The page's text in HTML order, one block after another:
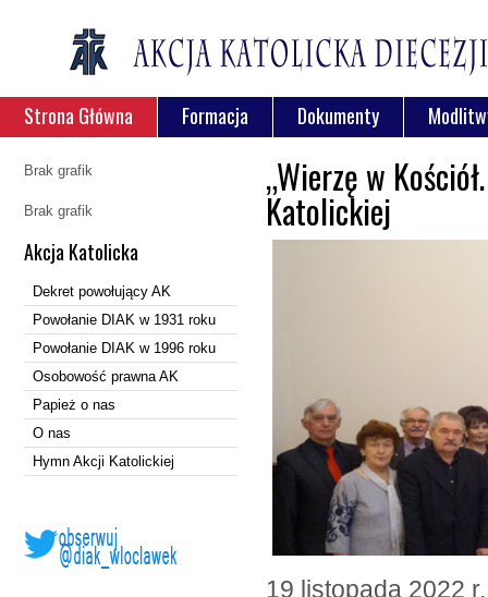
Strona Główna Formacja Dokumenty
Brak grafik
Brak grafik
Akcja Katolicka
Dekret powołujący AK
Powołanie DIAK w 1931 roku
Powołanie DIAK w 1996 roku
Osobowość prawna AK
Papież o nas
O nas
Hymn Akcji Katolickiej
„Wierzę w
Katolickiej
19 listopada 2022 r.